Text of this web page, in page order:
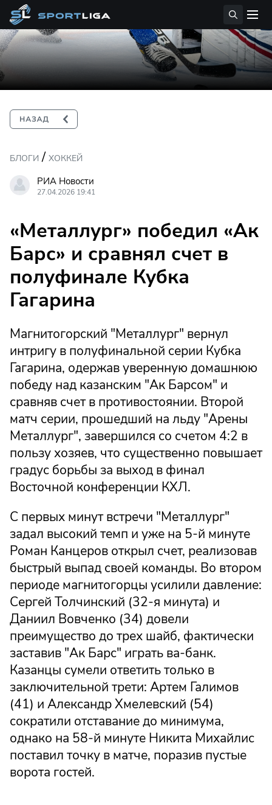
БЛОГИ / ХОККЕЙ
РИА Новости
27.04.2026 19:41
«Металлург» победил «Ак
Барс» и сравнял счет в
полуфинале Кубка
Гагарина
Магнитогорский "Металлург" вернул
интригу в полуфинальной серии Кубка
Гагарина, одержав уверенную домашнюю
победу над казанским "Ак Барсом" и
сравняв счет в противостоянии. Второй
матч серии, прошедший на льду "Арены
Металлург", завершился со счетом 4:2 в
пользу хозяев, что существенно повышает
градус борьбы за выход в финал
Восточной конференции КХЛ.
С первых минут встречи "Металлург"
задал высокий темп и уже на 5-й минуте
Роман Канцеров открыл счет, реализовав
быстрый выпад своей команды. Во втором
периоде магнитогорцы усилили давление:
Сергей Толчинский (32-я минута) и
Даниил Вовченко (34) довели
преимущество до трех шайб, фактически
заставив "Ак Барс" играть ва-банк.
Казанцы сумели ответить только в
заключительной трети: Артем Галимов
(41) и Александр Хмелевский (54)
сократили отставание до минимума,
однако на 58-й минуте Никита Михайлис
поставил точку в матче, поразив пустые
ворота гостей.